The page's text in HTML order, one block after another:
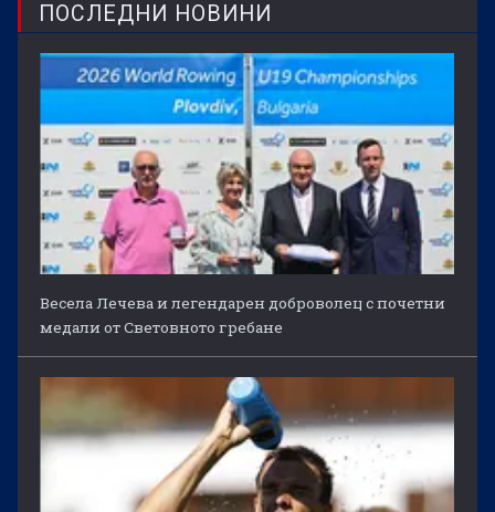
ПОСЛЕДНИ НОВИНИ
Весела Лечева и легендарен доброволец с почетни
медали от Световното гребане